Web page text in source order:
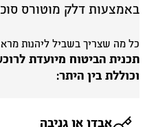
דלק מוטורס סוכנות
מה שצריך בשביל ליהנות
הביטוח מיועדת
בין היתר: